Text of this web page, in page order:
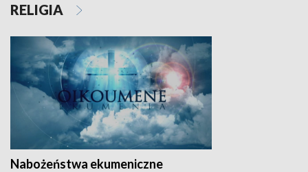
RELIGIA
Nabożeństwa ekumeniczne